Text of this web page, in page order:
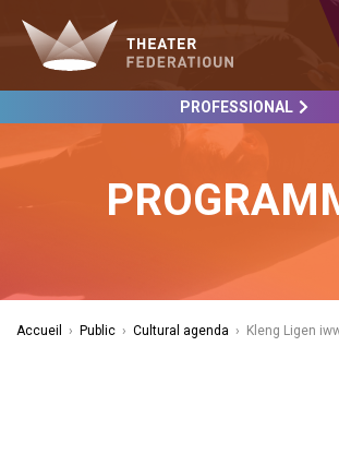
PROFESSIONAL
Accueil › Public › Cultural agenda › Kleng Ligen